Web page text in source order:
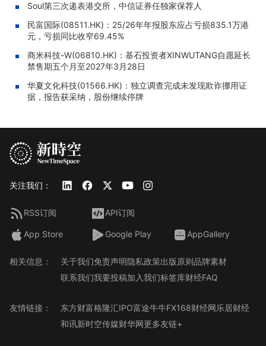
Soul第三次递表港交所，中信证券任独家保荐人
民富国际(08511.HK)：25/26年年报股东应占亏损835.1万港
元，亏损同比收窄69.45%
商米科技-W(06810.HK)：基石投资者XINWUTANG自愿延长
禁售期五个月至2027年3月28日
华夏文化科技(01566.HK)：独立调查完成未发现欺诈挪用证
据，报告获采纳，股份继续停牌
关注我们：
RSS订阅 API订阅
App Store Google Play AppGallery
相关信息： 关于我们免责声明隐私政策出版原则品牌素材
联系我们我要投稿加入我们标签库财经FAQ
友情链接： 东方财富格隆汇IPO富途牛牛FX168财经网乐居财经
和讯新时空传媒财华网更多友链+